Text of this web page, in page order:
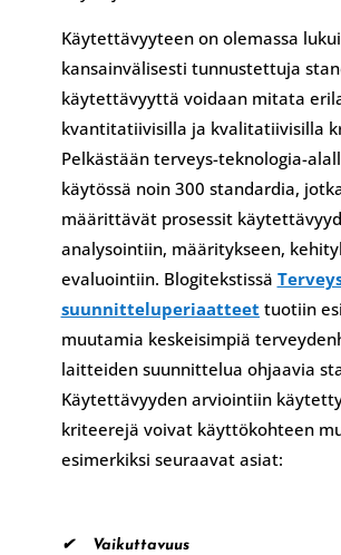
Käytettävyyteen on olemassa
kansainvälisesti tunnustettuja
käytettävyyttä voidaan mitata
kvantitatiivisilla ja kvalitatiivisilla
Pelkästään terveys-teknologia-
käytössä noin 300 standardia,
määrittävät prosessit
analysointiin, määritykseen,
evaluointiin. Blogitekstissä
suunnitteluperiaatteet tuotiin
muutamia keskeisimpiä
laitteiden suunnittelua ohjaavia
Käytettävyyden arviointiin
kriteerejä voivat käyttökohteen
esimerkiksi seuraavat asiat:
✔ Vaikuttavuus